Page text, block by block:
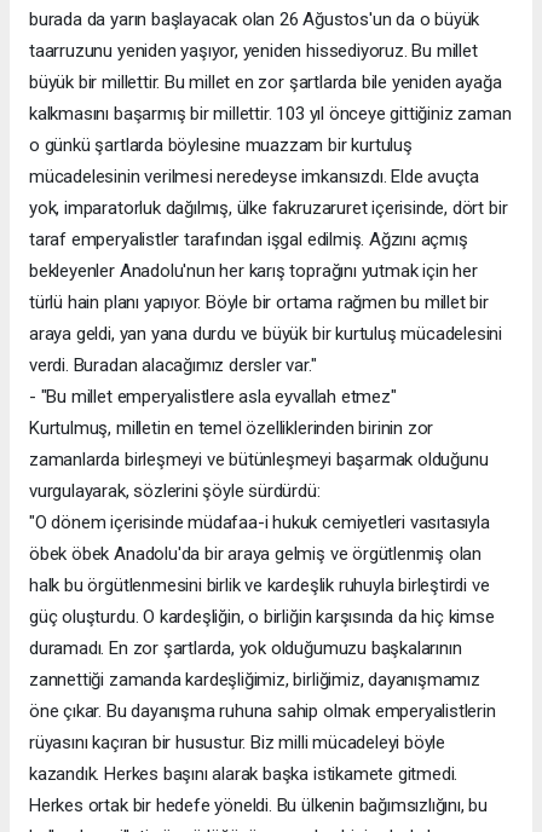
burada da yarın başlayacak olan 26 Ağustos'un da o büyük
taarruzunu yeniden yaşıyor, yeniden hissediyoruz. Bu millet
büyük bir millettir. Bu millet en zor şartlarda bile yeniden ayağa
kalkmasını başarmış bir millettir. 103 yıl önceye gittiğiniz zaman
o günkü şartlarda böylesine muazzam bir kurtuluş
mücadelesinin verilmesi neredeyse imkansızdı. Elde avuçta
yok, imparatorluk dağılmış, ülke fakruzaruret içerisinde, dört bir
taraf emperyalistler tarafından işgal edilmiş. Ağzını açmış
bekleyenler Anadolu'nun her karış toprağını yutmak için her
türlü hain planı yapıyor. Böyle bir ortama rağmen bu millet bir
araya geldi, yan yana durdu ve büyük bir kurtuluş mücadelesini
verdi. Buradan alacağımız dersler var."
- "Bu millet emperyalistlere asla eyvallah etmez"
Kurtulmuş, milletin en temel özelliklerinden birinin zor
zamanlarda birleşmeyi ve bütünleşmeyi başarmak olduğunu
vurgulayarak, sözlerini şöyle sürdürdü:
"O dönem içerisinde müdafaa-i hukuk cemiyetleri vasıtasıyla
öbek öbek Anadolu'da bir araya gelmiş ve örgütlenmiş olan
halk bu örgütlenmesini birlik ve kardeşlik ruhuyla birleştirdi ve
güç oluşturdu. O kardeşliğin, o birliğin karşısında da hiç kimse
duramadı. En zor şartlarda, yok olduğumuzu başkalarının
zannettiği zamanda kardeşliğimiz, birliğimiz, dayanışmamız
öne çıkar. Bu dayanışma ruhuna sahip olmak emperyalistlerin
rüyasını kaçıran bir husustur. Biz milli mücadeleyi böyle
kazandık. Herkes başını alarak başka istikamete gitmedi.
Herkes ortak bir hedefe yöneldi. Bu ülkenin bağımsızlığını, bu